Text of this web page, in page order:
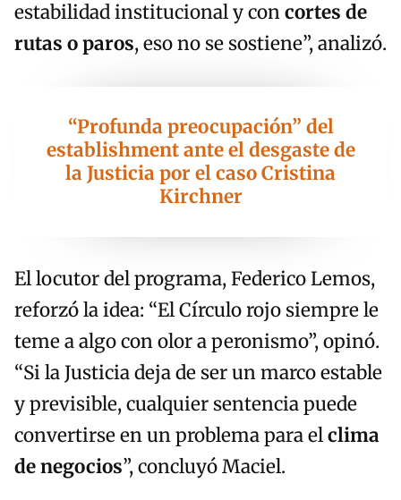
estabilidad institucional y concortes de
rutas o paros, eso no se sostiene”, analizó.
“Profunda preocupación” del
establishment ante el desgaste de
la Justicia por el caso Cristina
Kirchner
El locutor del programa, Federico Lemos,
reforzó la idea: “El Círculo rojo siempre le
teme a algo con olor a peronismo”, opinó.
“Si la Justicia deja de ser un marco estable
y previsible, cualquier sentencia puede
convertirse en un problema para elclima
de negocios”, concluyó Maciel.